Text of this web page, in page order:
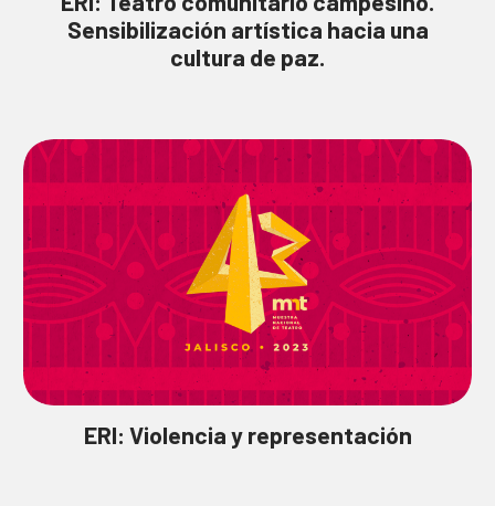
Sensibilización artística hacia una
cultura de paz.
ERI: Violencia y representación